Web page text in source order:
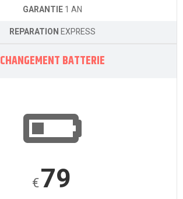
GARANTIE1 AN
REPARATIONEXPRESS
CHANGEMENT BATTERIE
€79